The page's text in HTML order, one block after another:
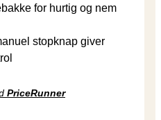
for hurtig og nem
stopknap giver
PriceRunner